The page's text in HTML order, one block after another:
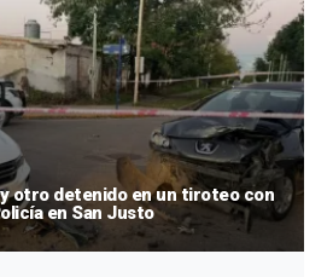
otro detenido en un tiroteo con
en San Justo